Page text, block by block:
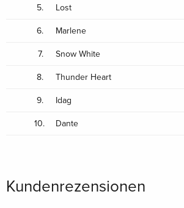
5. Lost
6. Marlene
7. Snow White
8. Thunder Heart
9. Idag
10. Dante
Kundenrezensionen